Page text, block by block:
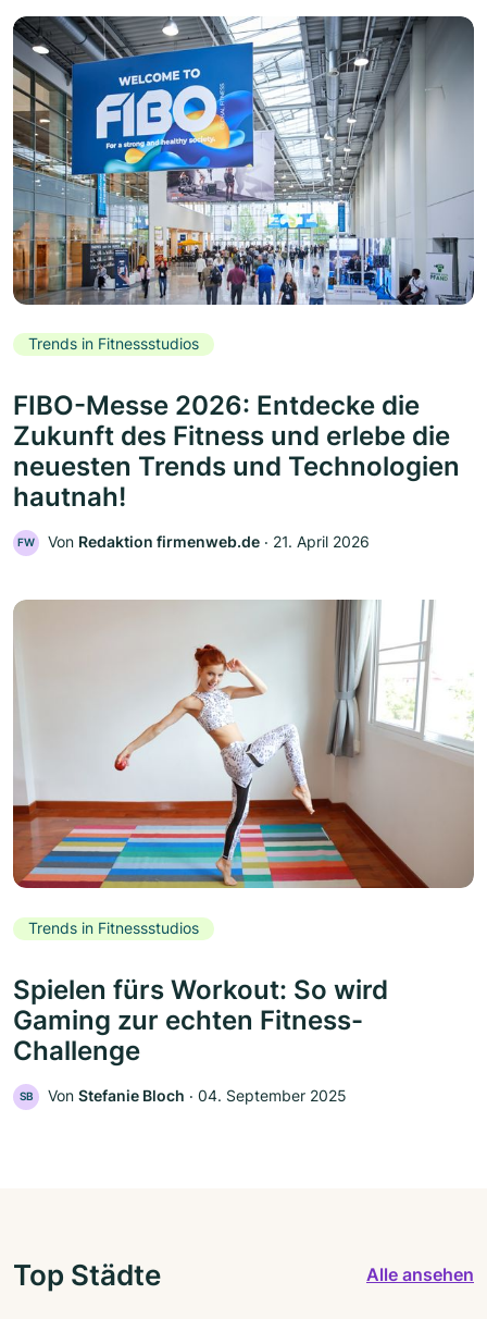
Trends in Fitnessstudios
FIBO-Messe 2026: Entdecke die
Zukunft des Fitness und erlebe die
neuesten Trends und Technologien
hautnah!
FW Von Redaktion firmenweb.de ‧ 21. April 2026
Trends in Fitnessstudios
Spielen fürs Workout: So wird
Gaming zur echten Fitness-
Challenge
SB Von Stefanie Bloch ‧ 04. September 2025
Top Städte Alle ansehen